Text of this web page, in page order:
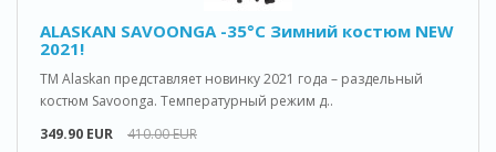
ALASKAN SAVOONGA -35°C Зимний костюм NEW
2021!
ТМ Alaskan представляет новинку 2021 года – раздельный
костюм Savoonga. Температурный режим д..
349.90 EUR
410.00 EUR